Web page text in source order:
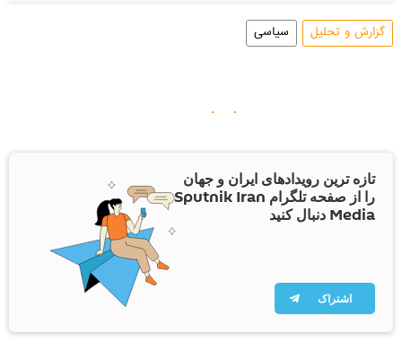
گزارش و تحلیل سیاسی
تازه ترین رویدادهای ایران و جهان
را از صفحه تلگرام Sputnik Iran
Media دنبال کنید
اشتراک